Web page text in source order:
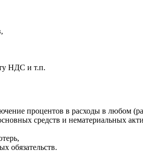
НДС и т.п.
процентов в расходы в любом
средств и нематериальных
обязательств.